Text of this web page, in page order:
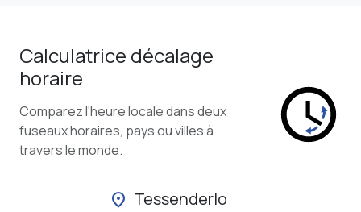
Calculatrice décalage
horaire
Comparez l'heure locale dans deux
fuseaux horaires, pays ou villes à
travers le monde.
location_on Tessenderlo